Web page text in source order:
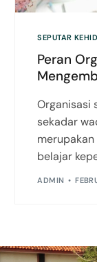
SEPUTAR
Peran
Organisasi
sekadar
belajar
ADMIN